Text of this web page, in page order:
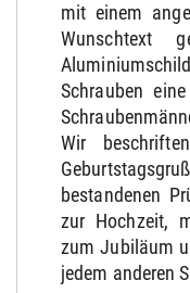
mit einem
Wunschtext
Schrauben
Wir
bestandenen
zur Hochzeit,
zum Jubiläum
jedem anderen